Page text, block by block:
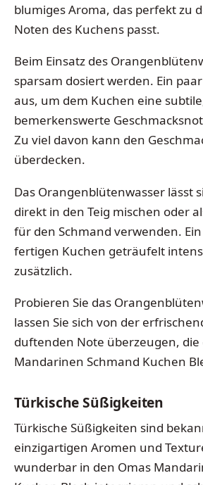
blumiges Aroma, das perfekt zu
Noten des Kuchens passt.
Beim Einsatz des
sparsam dosiert werden. Ein
aus, um dem Kuchen eine
bemerkenswerte
Zu viel davon kann den
überdecken.
Das Orangenblütenwasser lässt
direkt in den Teig mischen oder
für den Schmand verwenden.
fertigen Kuchen geträufelt
zusätzlich.
Probieren Sie das
lassen Sie sich von der
duftenden Note überzeugen, die
Mandarinen Schmand Kuchen
Türkische Süßigkeiten
Türkische Süßigkeiten sind
einzigartigen Aromen und
wunderbar in den Omas